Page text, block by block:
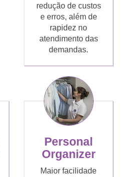
redução de custos
e erros, além de
rapidez no
atendimento das
demandas.
Personal
Organizer
Maior facilidade